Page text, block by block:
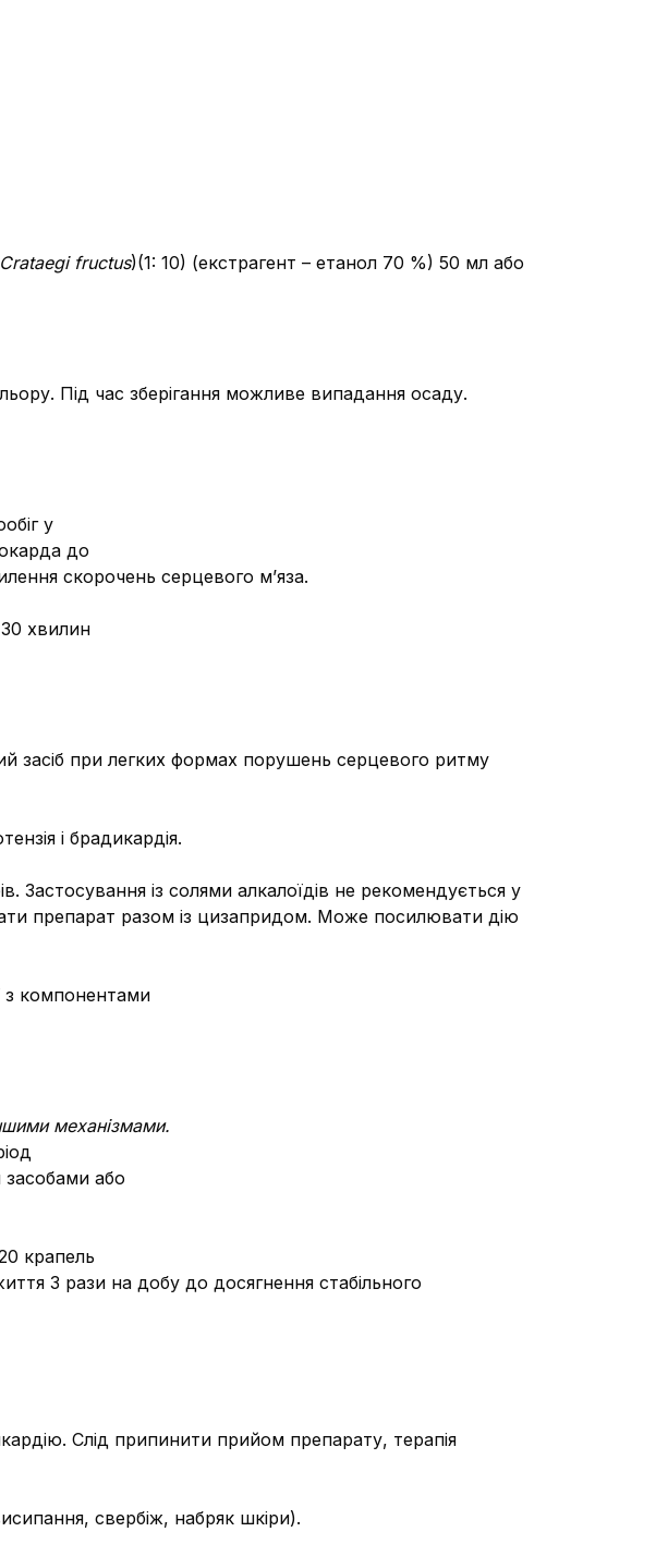
Сrataegi fructus)(1: 10) (екстрагент – етанол 70 %) 50 мл або
Під час зберігання можливе випадання осаду.
у
до
скорочень серцевого м’яза.
хвилин
засіб при легких формах порушень серцевого ритму
і брадикардія.
Застосування із солями алкалоїдів не рекомендується у
препарат разом із цизапридом. Може посилювати дію
з компонентами
механізмами.
засобами або
крапель
3 рази на добу до досягнення стабільного
Слід припинити прийом препарату, терапія
свербіж, набряк шкіри).